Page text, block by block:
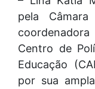
pela
Centro de
Educação
por sua